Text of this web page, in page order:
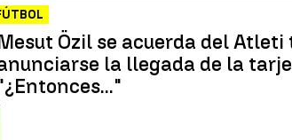
Özil se acuerda del Atleti
la llegada de la